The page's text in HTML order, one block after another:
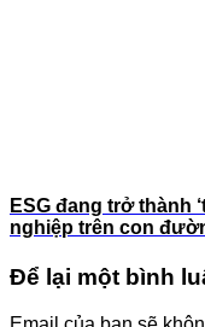
ESG đang trở thành
nghiệp trên con
Để lại một bình